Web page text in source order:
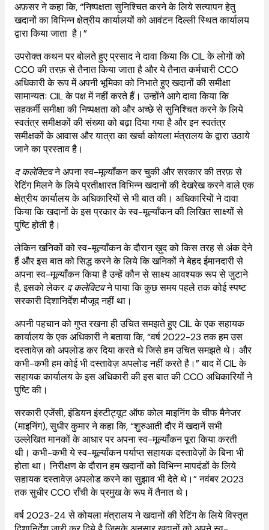
अफ़सर ने कहा कि, “निष्पक्षता सुनिश्चित करने के लिये सत्यापन हेतु
खदानों का विभिन्न क्षेत्रीय कार्यालयों को आवंटन दिल्ली स्थित कार्यालय
द्वारा किया जाता है।”
उपरोक्त कथन पर बोलते हुए प्रसाद ने दावा किया कि CIL के लोगों को
CCO की तरफ़ से तैनात किया जाता है और ये तैनात कर्मचारी CCO
अधिकारी के रूप में अपनी भूमिका को निभाते हुए खदानों की समीक्षा
सामान्यतः CIL के पक्ष में नहीं करते हैं। उन्होंने आगे दावा किया कि
सहकर्मी समीक्षा की निष्पक्षता को और अच्छे से सुनिश्चित करने के लिये
स्वतंत्र समीक्षकों की संख्या को बढ़ा दिया गया है और इन स्वतंत्र
समीक्षकों के आवास और यात्रा का खर्चा कोयला मंत्रालय के द्वारा उठाये
जाने का प्रस्ताव है।
द कलेक्टिवने अपना स्व-मूल्याँकन कर चुकी और सरकार की तरफ़ से
रेटिंग मिलने के लिये प्रतीक्षारत विभिन्न खदानों की देखरेख करने वाले एक
क्षेत्रीय कार्यालय के अधिकारियों से भी बात की। अधिकारियों ने दावा
किया कि खदानों के इस प्रकार के स्व-मूल्याँकन की लिखित साक्ष्यों से
पुष्टि होती है।
लेकिन खनिकों को स्व-मूल्याँकन के दौरान ख़ुद को किस तरह से अंक देने
हैं और इस बात को सिद्ध करने के लिये कि खनिकों ने बेहद ईमानदारी से
अपना स्व-मूल्याँकन किया है उन्हें कौन से साक्ष्य आवश्यक रूप से जुटाने
है, इसको लेकरद कलेक्टिवने पाया कि कुछ समय पहले तक कोई स्पष्ट
सरकारी दिशानिर्देश मौजूद नहीं था।
अपनी पहचान को गुप्त रखना ही उचित समझते हुए CIL के एक सहायक
कार्यालय के एक अधिकारी ने बताया कि, “वर्ष 2022-23 तक हम उस
दस्तावेज़ को अपलोड कर दिया करते थे जिसे हम उचित समझते थे। और
कभी-कभी हम कोई भी दस्तावेज़ अपलोड नहीं करते है।” बाद में CIL के
सहायक कार्यालय के इस अधिकारी की इस बात की CCO अधिकारियों ने
पुष्टि की।
सरकारी एजेंसी, इंडियन इंस्टीट्यूट ऑफ कोल माइनिंग के चीफ मैनेजर
(माइनिंग), सुधीर कुमार ने कहा कि, “शुरुआती दौर में खदानें सभी
उल्लेखित मानकों के आधार पर अपना स्व-मूल्याँकन पूरा किया करती
थी। कभी-कभी ये स्व-मूल्याँकन पर्याप्त सहायक दस्तावेज़ों के बिना भी
होता था। निरीक्षण के दौरान हम खदानों को विभिन्न मापदंडों के लिये
सहायक दस्तावेज़ अपलोड करने का सुझाव भी देते थे।” नवंबर 2023
तक सुधीर CCO राँची के प्रमुख के रूप में तैनात थे।
वर्ष 2023-24 से कोयला मंत्रालय ने खदानों की रेटिंग के लिये विस्तृत